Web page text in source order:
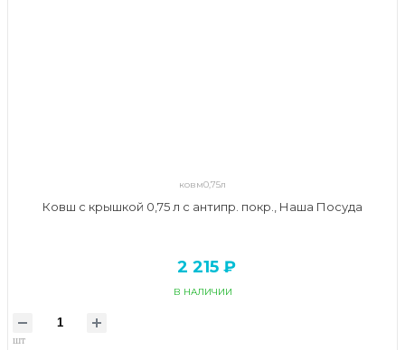
ковм0,75л
Ковш с крышкой 0,75 л c антипр. покр., Наша Посуда
2 215 ₽
В НАЛИЧИИ
шт